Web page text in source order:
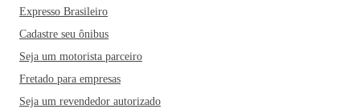
Expresso Brasileiro
Cadastre seu ônibus
Seja um motorista parceiro
Fretado para empresas
Seja um revendedor autorizado